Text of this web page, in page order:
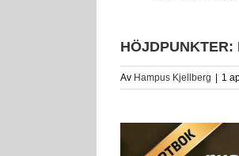
Av Hampus Kjellberg 1